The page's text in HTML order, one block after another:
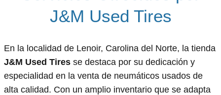
J&M Used Tires
En la localidad de Lenoir, Carolina del Norte, la tienda
J&M Used Tires se destaca por su dedicación y
especialidad en la venta de neumáticos usados de
alta calidad. Con un amplio inventario que se adapta